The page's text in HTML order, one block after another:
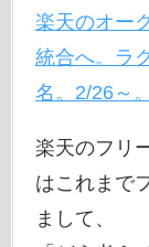
楽天のオー
統合へ。ラ
名。2/26～。
楽天のフリ
はこれまで
まして、